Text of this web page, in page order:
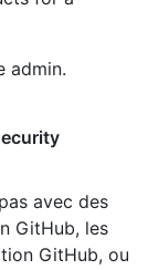
admin.
avec des
GitHub, les
GitHub, ou